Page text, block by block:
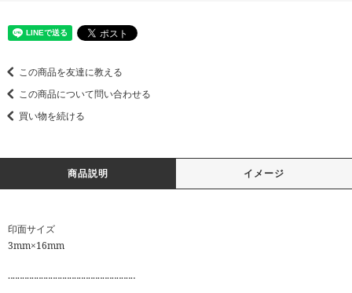
この商品を友達に教える
この商品について問い合わせる
買い物を続ける
商品説明 イメージ
印面サイズ
3mm×16mm
‥‥‥‥‥‥‥‥‥‥‥‥‥‥‥‥‥‥‥‥‥‥‥‥‥‥‥